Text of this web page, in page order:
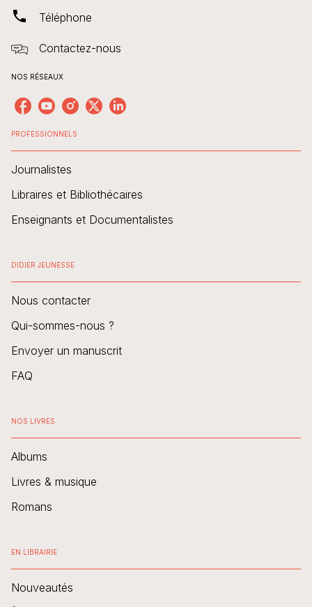
phone Téléphone
Contactez-nous
NOS RÉSEAUX
PROFESSIONNELS
Journalistes
Libraires et Bibliothécaires
Enseignants et Documentalistes
DIDIER JEUNESSE
Nous contacter
Qui-sommes-nous ?
Envoyer un manuscrit
FAQ
NOS LIVRES
Albums
Livres & musique
Romans
EN LIBRAIRIE
Nouveautés